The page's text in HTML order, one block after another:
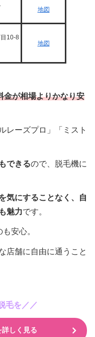
地図
10-8
地図
金が相場よりかなり安
レーズプロ」「ミスト
できるので、脱毛機に
気にすることなく、自
魅力です。
も安心。
店舗に自由に通うこと
毛を／／
しく見る